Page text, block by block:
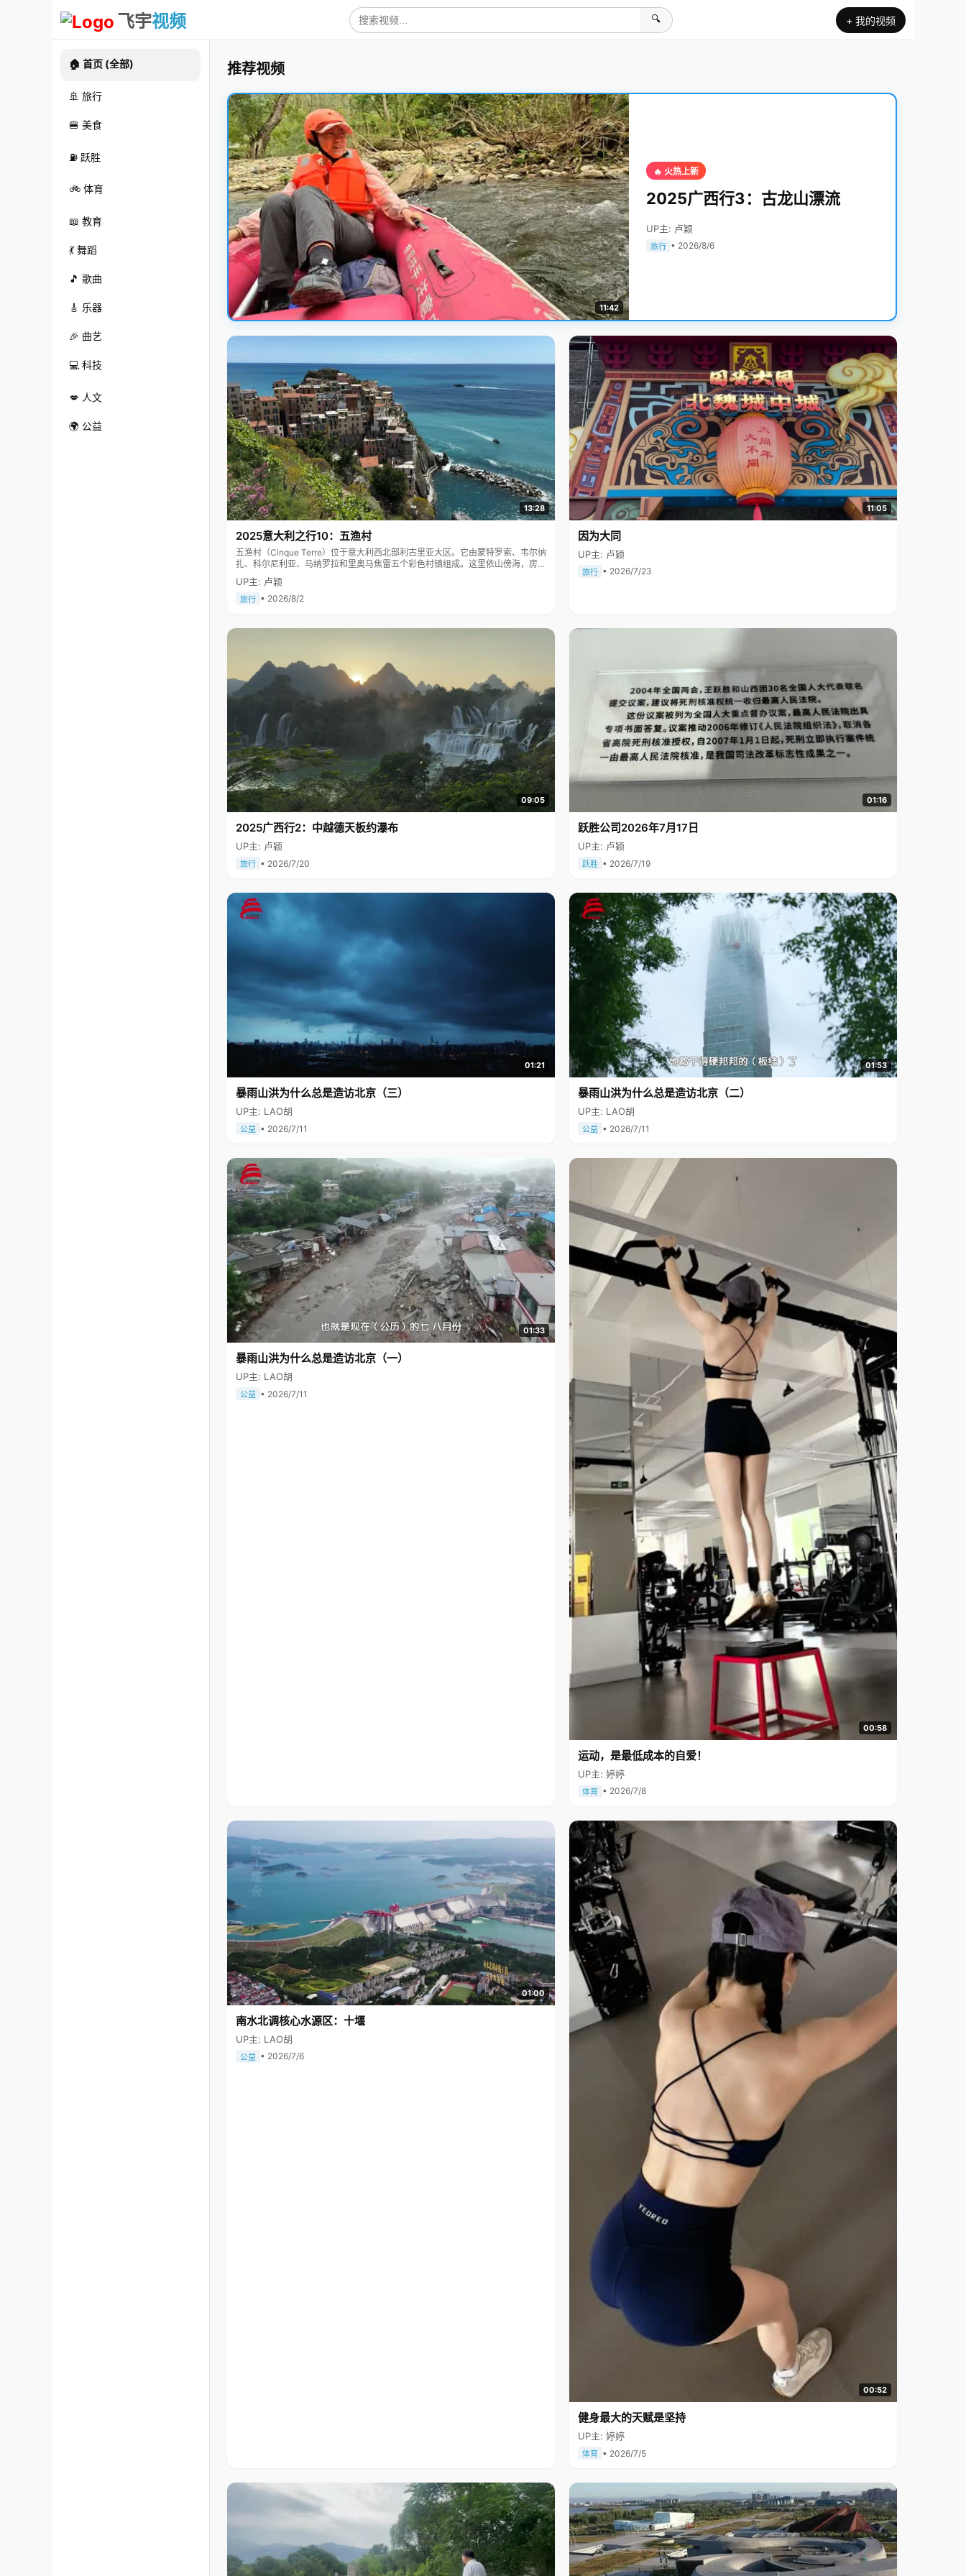
飞宇视频 🔍 + 我的视频
🏠 首页 (全部)
🚢 旅行
🍔 美食
⛽ 跃胜
🚲 体育
📖 教育
💃 舞蹈
🎵 歌曲
🎸 乐器
🎉 曲艺
💻 科技
💋 人文
🌍 公益
推荐视频
11:42
🔥 火热上新
2025广西行3：古龙山漂流
UP主: 卢颖
旅行 • 2026/8/6
13:28
2025意大利之行10：五渔村
五渔村（Cinque Terre）位于意大利西北部利古里亚大区。它由蒙特罗索、韦尔纳
扎、科尔尼利亚、马纳罗拉和里奥马焦雷五个彩色村镇组成。这里依山傍海，房屋
色彩斑斓，1997年被列为世界文化遗产。
UP主: 卢颖
旅行 • 2026/8/2
11:05
因为大同
UP主: 卢颖
旅行 • 2026/7/23
09:05
2025广西行2：中越德天板约瀑布
UP主: 卢颖
旅行 • 2026/7/20
01:16
跃胜公司2026年7月17日
UP主: 卢颖
跃胜 • 2026/7/19
01:21
暴雨山洪为什么总是造访北京（三）
UP主: LAO胡
公益 • 2026/7/11
01:53
暴雨山洪为什么总是造访北京（二）
UP主: LAO胡
公益 • 2026/7/11
01:33
暴雨山洪为什么总是造访北京（一）
UP主: LAO胡
公益 • 2026/7/11
00:58
运动，是最低成本的自爱！
UP主: 婷婷
体育 • 2026/7/8
01:00
南水北调核心水源区：十堰
UP主: LAO胡
公益 • 2026/7/6
00:52
健身最大的天赋是坚持
UP主: 婷婷
体育 • 2026/7/5